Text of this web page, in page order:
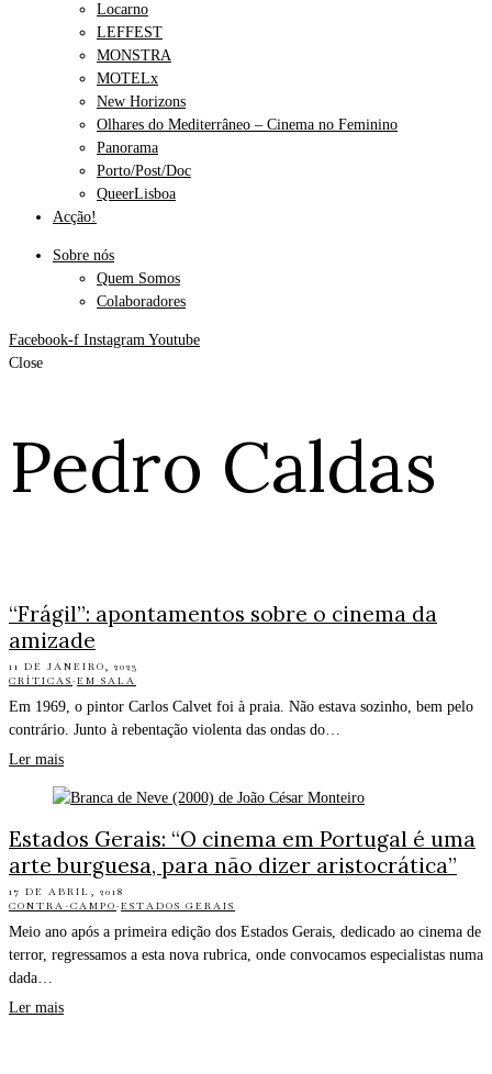
Locarno
LEFFEST
MONSTRA
MOTELx
New Horizons
Olhares do Mediterrâneo – Cinema no Feminino
Panorama
Porto/Post/Doc
QueerLisboa
Acção!
Sobre nós
Quem Somos
Colaboradores
Facebook-f Instagram Youtube
Close
Pedro Caldas
“Frágil”: apontamentos sobre o cinema da
amizade
11 DE JANEIRO, 2023
CRÍTICAS·EM SALA
Em 1969, o pintor Carlos Calvet foi à praia. Não estava sozinho, bem pelo
contrário. Junto à rebentação violenta das ondas do…
Ler mais
Estados Gerais: “O cinema em Portugal é uma
arte burguesa, para não dizer aristocrática”
17 DE ABRIL, 2018
CONTRA-CAMPO·ESTADOS GERAIS
Meio ano após a primeira edição dos Estados Gerais, dedicado ao cinema de
terror, regressamos a esta nova rubrica, onde convocamos especialistas numa
dada…
Ler mais